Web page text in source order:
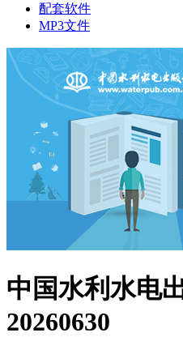
配套软件
MP3文件
中国水利水电
20260630